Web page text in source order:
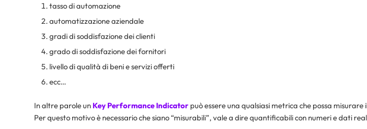
tasso di automazione
automatizzazione aziendale
gradi di soddisfazione dei clienti
grado di soddisfazione dei fornitori
livello di qualità di beni e servizi offerti
ecc…
In altre parole un Key Performance Indicator può essere una qualsiasi metrica che possa misurare
Per questo motivo è necessario che siano “misurabili”, vale a dire quantificabili con numeri e dati